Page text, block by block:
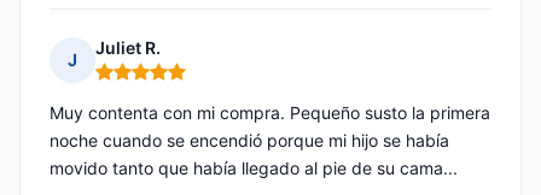
J
Juliet R.
Nota: 5 de 5
Muy contenta con mi compra. Pequeño susto la primera
noche cuando se encendió porque mi hijo se había
movido tanto que había llegado al pie de su cama...